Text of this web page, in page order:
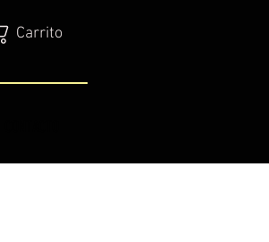
Carrito